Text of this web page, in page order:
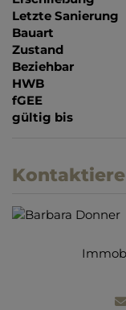
Letzte Sanierung
Bauart
Zustand
Beziehbar
HWB
fGEE
gültig bis